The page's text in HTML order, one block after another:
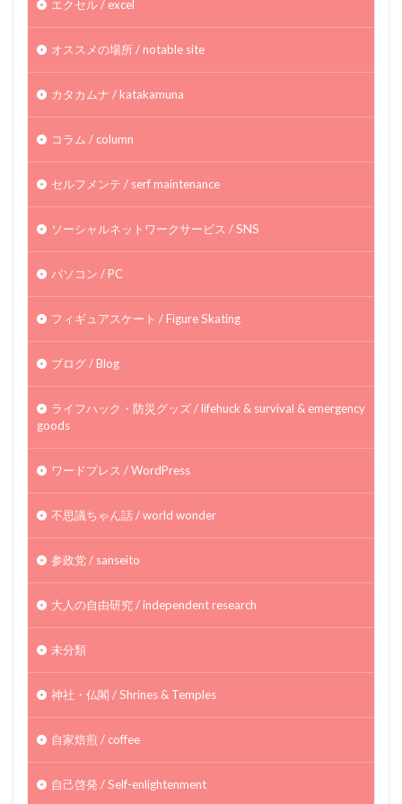
エクセル / excel
オススメの場所 / notable site
カタカムナ / katakamuna
コラム / column
セルフメンテ / serf maintenance
ソーシャルネットワークサービス / SNS
パソコン / PC
フィギュアスケート / Figure Skating
ブログ / Blog
ライフハック・防災グッズ / lifehuck & survival & emergency
goods
ワードプレス / WordPress
不思議ちゃん話 / world wonder
参政党 / sanseito
大人の自由研究 / independent research
未分類
神社・仏閣 / Shrines & Temples
自家焙煎 / coffee
自己啓発 / Self-enlightenment